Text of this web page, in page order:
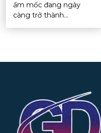
ẩm mốc đang ngày
càng trở thành...